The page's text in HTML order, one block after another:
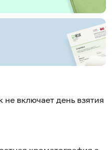
включает день взятия